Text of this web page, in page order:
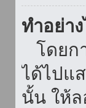
ทำอย่า
โดยก
ได้ไปแ
นั้น ให้